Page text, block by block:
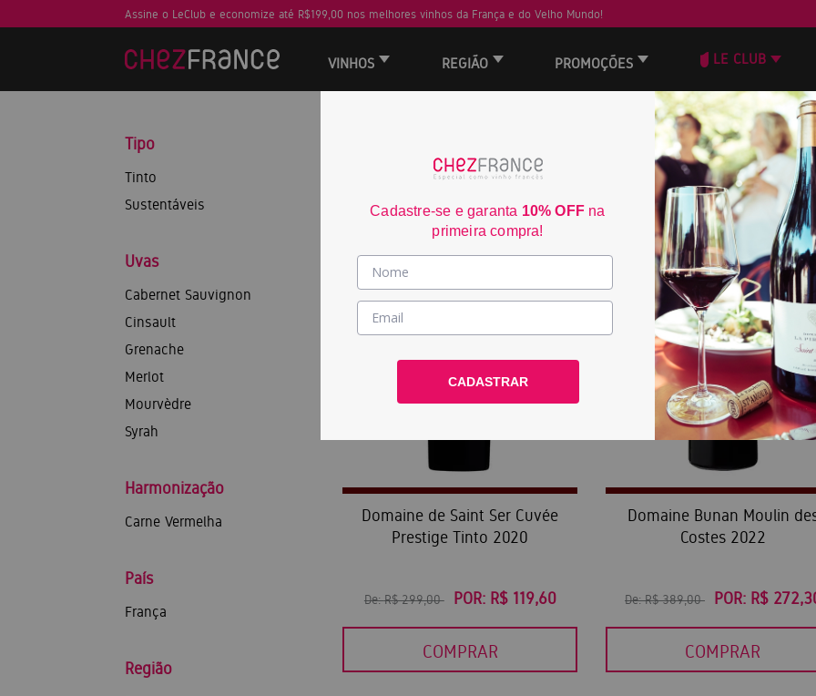
Assine o LeClub e economize até R$199,00 nos melhores vinhos da França e do Velho Mundo!
VINHOS REGIÃO PROMOÇÕES LE CLUB
Tipo
Tinto
Sustentáveis
Uvas
Cabernet Sauvignon
Cinsault
Grenache
Merlot
Mourvèdre
Syrah
Harmonização
Carne Vermelha
País
França
Região
60
Domaine de Saint Ser Cuvée
Prestige Tinto 2020
De:R$ 299,00 POR: R$ 119,60
COMPRAR
30
Domaine Bunan Moulin
Costes 2022
De:R$ 389,00 POR: R$
COMPRAR
Cadastre-se e garanta 10% OFF na
primeira compra!
CADASTRAR